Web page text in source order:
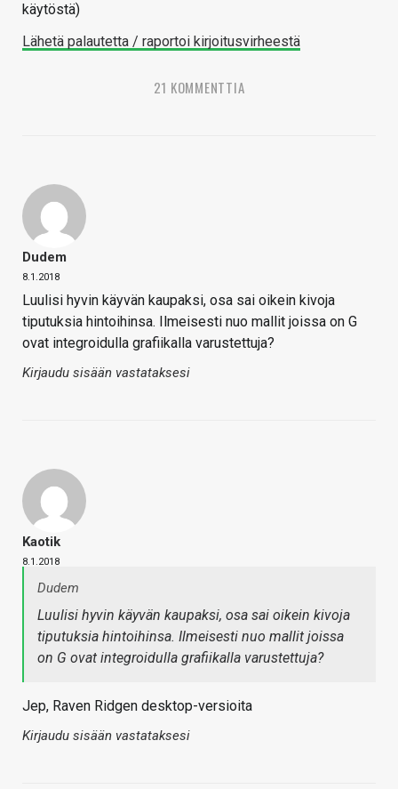
käytöstä)
Lähetä palautetta / raportoi kirjoitusvirheestä
21 KOMMENTTIA
Dudem
8.1.2018
Luulisi hyvin käyvän kaupaksi, osa sai oikein kivoja
tiputuksia hintoihinsa. Ilmeisesti nuo mallit joissa on G
ovat integroidulla grafiikalla varustettuja?
Kirjaudu sisään vastataksesi
Kaotik
8.1.2018
Dudem
Luulisi hyvin käyvän kaupaksi, osa sai oikein kivoja
tiputuksia hintoihinsa. Ilmeisesti nuo mallit joissa
on G ovat integroidulla grafiikalla varustettuja?
Jep, Raven Ridgen desktop-versioita
Kirjaudu sisään vastataksesi